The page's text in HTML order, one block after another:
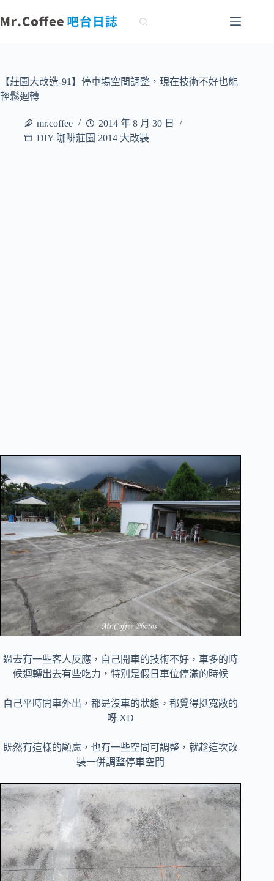
至
容【莊園大改造-91】停車場空間調整，現在技術不好也能
輕鬆迴轉
mr.coffee
2014 年 8 月 30 日
DIY 咖啡莊園 2014 大改裝
過去有一些客人反應，自己開車的技術不好，車多的時
候迴轉出去有些吃力，特別是假日車位停滿的時候
自己平時開車外出，都是沒車的狀態，都覺得挺寬敞的
呀 XD
既然有這樣的顧慮，也有一些空間可調整，就趁這次改
裝一併調整停車空間